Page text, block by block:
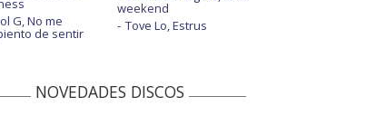
G, No me
de sentir
weekend
Tove Lo, Estrus
NOVEDADES DISCOS